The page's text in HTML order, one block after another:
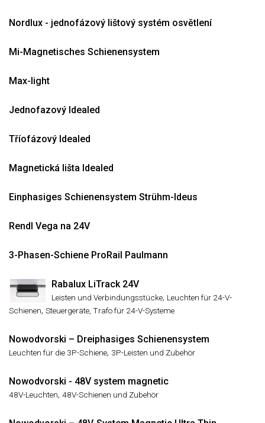
Nordlux - jednofázový lištový systém osvětlení
Mi-Magnetisches Schienensystem
Max-light
Jednofazový Idealed
Tříofázový Idealed
Magnetická lišta Idealed
Einphasiges Schienensystem Strühm-Ideus
Rendl Vega na 24V
3-Phasen-Schiene ProRail Paulmann
Rabalux LiTrack 24V
Leisten und Verbindungsstücke, Leuchten für 24-V-
Schienen, Steuergeräte, Trafo für 24-V-Systeme
Nowodvorski – Dreiphasiges Schienensystem
Leuchten für die 3P-Schiene, 3P-Leisten und Zubehör
Nowodvorski - 48V system magnetic
48V-Leuchten, 48V-Schienen und Zubehör